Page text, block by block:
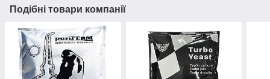
Подібні товари компанії